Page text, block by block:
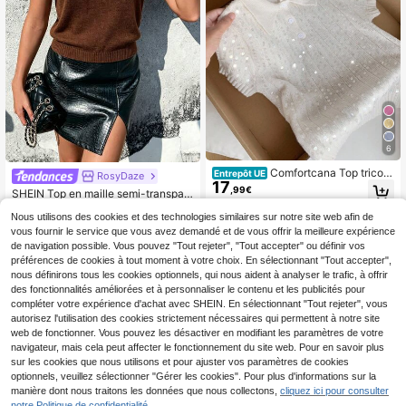
RosyDaze
SHEIN Top en maille semi-transpar
6
Entrepôt UE Comfortcana Top tricoté
décontracté à manches courtes av
ec col polo et paillettes de couleur
unie pour femmes
17 ,99€
Nous utilisons des cookies et des technologies similaires sur notre site web afin de
vous fournir le service que vous avez demandé et de vous offrir la meilleure expérience
de navigation possible. Vous pouvez "Tout rejeter", "Tout accepter" ou définir vos
préférences de cookies à tout moment à votre choix. En sélectionnant "Tout accepter",
nous définirons tous les cookies optionnels, qui nous aident à analyser le trafic, à offrir
des fonctionnalités améliorées et à personnaliser le contenu et les publicités pour
compléter votre expérience d'achat avec SHEIN. En sélectionnant "Tout rejeter", vous
autorisez l'utilisation des cookies strictement nécessaires qui permettent à notre site
web de fonctionner. Vous pouvez les désactiver en modifiant les paramètres de votre
navigateur, mais cela peut affecter le fonctionnement du site web. Pour en savoir plus
sur les cookies que nous utilisons et pour ajuster vos paramètres de cookies
optionnels, veuillez sélectionner "Gérer les cookies". Pour plus d'informations sur la
manière dont nous traitons les données que nous collectons, cliquez ici pour consulter